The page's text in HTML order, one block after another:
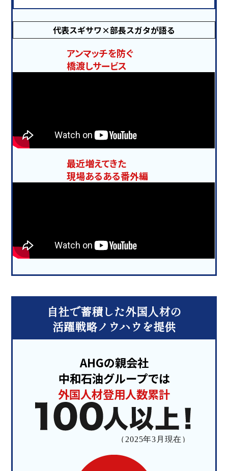
代表スギサワ×部長スガタが語る
アンマッチを防ぐ
橋渡しサービス
最近増えてきた
現場あるある番外編
自社で蓄積した外国人材の
活躍戦略ノウハウを提供
AHGの親会社
中和石油グループでは
外国人材登用人数累計